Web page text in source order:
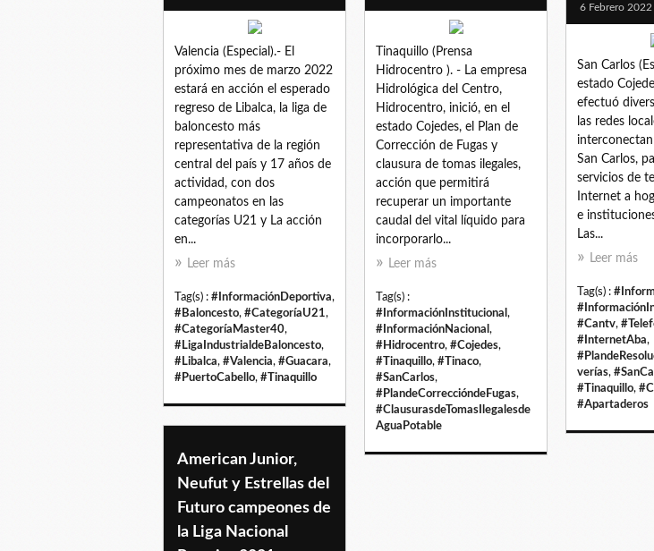
Tinaquillo (Prensa
Hidrocentro ). - La empresa
Hidrológica del Centro,
Hidrocentro, inició, en el
estado Cojedes, el Plan de
Corrección de Fugas y
clausura de tomas ilegales,
acción que permitirá
recuperar un importante
caudal del vital líquido para
incorporarlo...
Leer más
Tag(s) :
#InformaciónInstitucional ,
#InformaciónNacional ,
#Hidrocentro, #Cojedes,
#Tinaquillo, #Tinaco,
#SanCarlos,
#PlandeCorreccióndeFugas,
#ClausurasdeTomasIlegalesde
AguaPotable
Valencia (Especial).- El
próximo mes de marzo 2022
estará en acción el esperado
regreso de Libalca, la liga de
baloncesto más
representativa de la región
central del país y 17 años de
actividad, con dos
campeonatos en las
categorías U21 y La acción
en...
Leer más
Tag(s) : #InformaciónDeportiva,
#Baloncesto, #CategoríaU21,
#CategoríaMaster40,
#LigaIndustrialdeBaloncesto,
#Libalca, #Valencia, #Guacara,
#PuertoCabello, #Tinaquillo
6 Febrero 2022
San Carlos
estado
efectuó
las redes
San Carlos,
servicios de
Internet a
e
Las...
Leer más
Tag(s) :
#Cantv,
#InternetAba,
verías,
#Tinaquillo,
#Apartaderos
American Junior,
Neufut y Estrellas del
Futuro campeones de
la Liga Nacional